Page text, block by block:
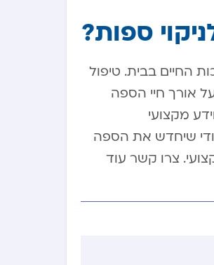
ספות?
החיים בבית. טיפול
אורך חיי הספה
מקצועי
שיחדש את הספה
צרו קשר עוד